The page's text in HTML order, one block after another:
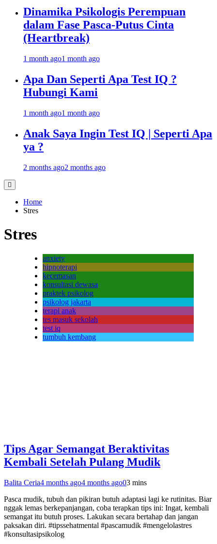
Dinamika Psikologis Perempuan
dalam Fase Pasca-Putus Cinta
(Heartbreak)
1 month ago1 month ago
Apa Dan Seperti Apa Test IQ ?
Hubungi Kami
1 month ago1 month ago
Anak Saya Ingin Test IQ | Seperti Apa
ya ?
2 months ago2 months ago
Home
Stres
Stres
anxiety
hipnoterapi
kecemasan
konsultasi dewasa
praktek psikolog
psikolog jakarta
terapi anak
tes masuk sekolah
test iq
tumbuh kembang
Tips Agar Semangat Beraktivitas
Kembali Setelah Pulang Mudik
Balita Ceria4 months ago4 months ago03 mins
Pasca mudik, tubuh dan pikiran butuh adaptasi lagi ke rutinitas. Biar
nggak lemas berkepanjangan, coba terapkan tips ini: Ingat, kembali
semangat itu butuh proses. Lakukan secara bertahap dan jangan
paksakan diri. #tipssehatmental #pascamudik #mengelolastres
#konsultasipsikolog